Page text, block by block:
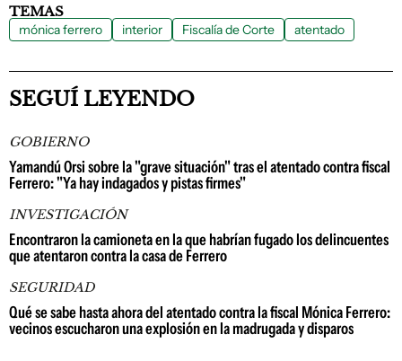
TEMAS
mónica ferrero interior Fiscalía de Corte atentado
SEGUÍ LEYENDO
GOBIERNO
Yamandú Orsi sobre la "grave situación" tras el atentado contra fiscal
Ferrero: "Ya hay indagados y pistas firmes"
INVESTIGACIÓN
Encontraron la camioneta en la que habrían fugado los delincuentes
que atentaron contra la casa de Ferrero
SEGURIDAD
Qué se sabe hasta ahora del atentado contra la fiscal Mónica Ferrero:
vecinos escucharon una explosión en la madrugada y disparos